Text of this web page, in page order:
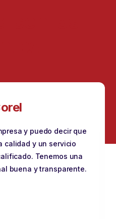
y puedo decir que
calidad y un servicio
Tenemos una
buena y transparente.